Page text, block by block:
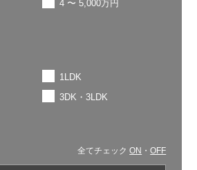
4 〜 5,000万円
1LDK
3DK・3LDK
全てチェックON ・OFF